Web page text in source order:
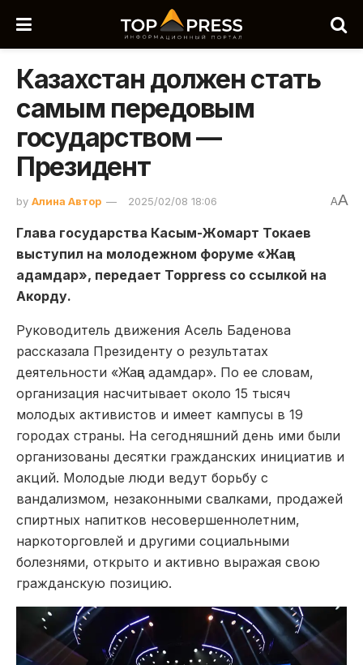
Казахстан должен стать
самым передовым
государством —
Президент
by Алина Автор 2025/02/08 18:06 AA
Глава государства Касым-Жомарт Токаев
выступил на молодежном форуме «Жаңа
адамдар», передает Toppress со ссылкой на
Акорду.
Руководитель движения Асель Баденова
рассказала Президенту о результатах
деятельности «Жаңа адамдар». По ее словам,
организация насчитывает около 15 тысяч
молодых активистов и имеет кампусы в 19
городах страны. На сегодняшний день ими были
организованы десятки гражданских инициатив и
акций. Молодые люди ведут борьбу с
вандализмом, незаконными свалками, продажей
спиртных напитков несовершеннолетним,
наркоторговлей и другими социальными
болезнями, открыто и активно выражая свою
гражданскую позицию.